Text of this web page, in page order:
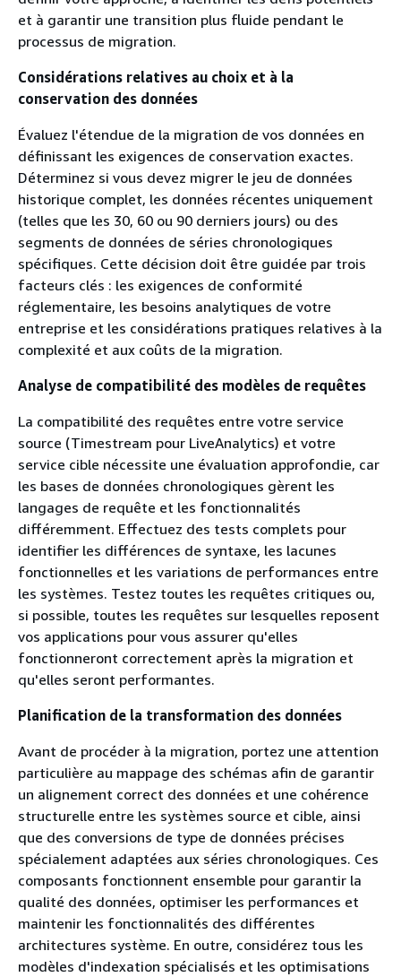
et à garantir une transition plus fluide pendant le
processus de migration.
Considérations relatives au choix et à la
conservation des données
Évaluez l'étendue de la migration de vos données en
définissant les exigences de conservation exactes.
Déterminez si vous devez migrer le jeu de données
historique complet, les données récentes uniquement
(telles que les 30, 60 ou 90 derniers jours) ou des
segments de données de séries chronologiques
spécifiques. Cette décision doit être guidée par trois
facteurs clés : les exigences de conformité
réglementaire, les besoins analytiques de votre
entreprise et les considérations pratiques relatives à la
complexité et aux coûts de la migration.
Analyse de compatibilité des modèles de requêtes
La compatibilité des requêtes entre votre service
source (Timestream pour LiveAnalytics) et votre
service cible nécessite une évaluation approfondie, car
les bases de données chronologiques gèrent les
langages de requête et les fonctionnalités
différemment. Effectuez des tests complets pour
identifier les différences de syntaxe, les lacunes
fonctionnelles et les variations de performances entre
les systèmes. Testez toutes les requêtes critiques ou,
si possible, toutes les requêtes sur lesquelles reposent
vos applications pour vous assurer qu'elles
fonctionneront correctement après la migration et
qu'elles seront performantes.
Planification de la transformation des données
Avant de procéder à la migration, portez une attention
particulière au mappage des schémas afin de garantir
un alignement correct des données et une cohérence
structurelle entre les systèmes source et cible, ainsi
que des conversions de type de données précises
spécialement adaptées aux séries chronologiques. Ces
composants fonctionnent ensemble pour garantir la
qualité des données, optimiser les performances et
maintenir les fonctionnalités des différentes
architectures système. En outre, considérez tous les
modèles d'indexation spécialisés et les optimisations